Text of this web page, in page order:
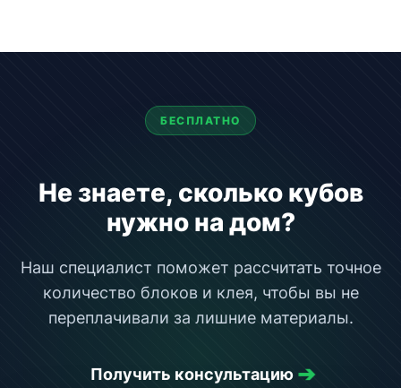
БЕСПЛАТНО
Не знаете, сколько кубов
нужно на дом?
Наш специалист поможет рассчитать точное
количество блоков и клея, чтобы вы не
переплачивали за лишние материалы.
Получить консультацию ➔